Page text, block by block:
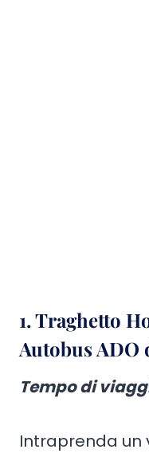
1. Traghetto
Autobus ADO
Tempo di
Intraprenda un